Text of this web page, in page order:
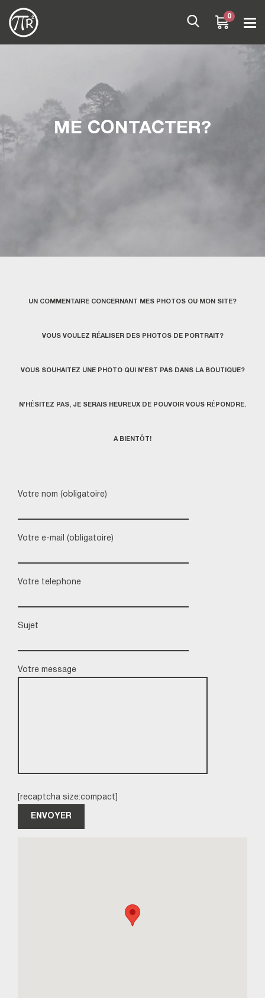
0
ME CONTACTER?
UN COMMENTAIRE CONCERNANT MES PHOTOS OU MON SITE?
VOUS VOULEZ RÉALISER DES PHOTOS DE PORTRAIT?
VOUS SOUHAITEZ UNE PHOTO QUI N'EST PAS DANS LA BOUTIQUE?
N'HÉSITEZ PAS, JE SERAIS HEUREUX DE POUVOIR VOUS RÉPONDRE.
A BIENTÔT!
Votre nom (obligatoire)
Votre e-mail (obligatoire)
Votre telephone
Sujet
Votre message
[recaptcha size:compact]